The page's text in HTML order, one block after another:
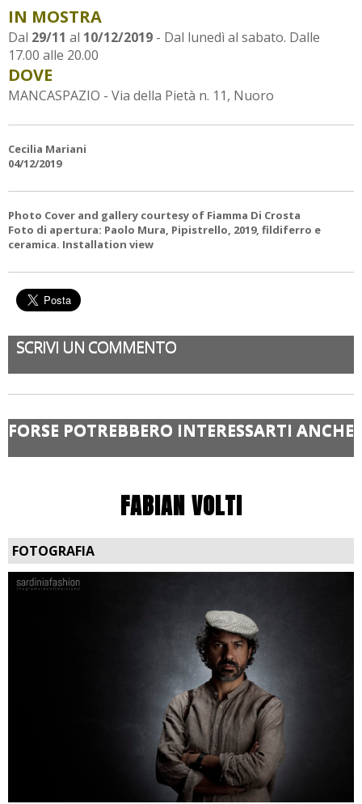
IN MOSTRA
Dal 29/11 al 10/12/2019 - Dal lunedì al sabato. Dalle
17.00 alle 20.00
DOVE
MANCASPAZIO - Via della Pietà n. 11, Nuoro
Cecilia Mariani
04/12/2019
Photo Cover and gallery courtesy of Fiamma Di Crosta
Foto di apertura: Paolo Mura, Pipistrello, 2019, fildiferro e
ceramica. Installation view
SCRIVI UN COMMENTO
FORSE POTREBBERO INTERESSARTI ANCHE
FABIAN VOLTI
FOTOGRAFIA